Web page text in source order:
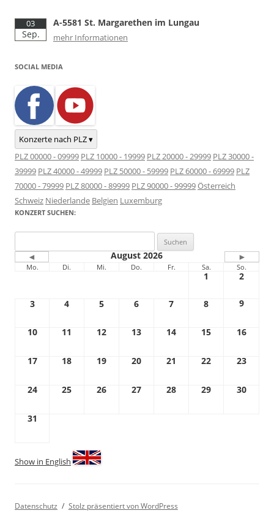
03
Sep.
A-5581 St. Margarethen im Lungau
mehr Informationen
SOCIAL MEDIA
Konzerte nach PLZ ▾
PLZ 00000 - 09999 PLZ 10000 - 19999 PLZ 20000 - 29999 PLZ 30000 -
39999 PLZ 40000 - 49999 PLZ 50000 - 59999 PLZ 60000 - 69999 PLZ
70000 - 79999 PLZ 80000 - 89999 PLZ 90000 - 99999Österreich
Schweiz Niederlande Belgien Luxemburg
KONZERT SUCHEN:
nach:
◄ August 2026 ►
Mo. Di. Mi. Do. Fr. Sa. So.
1 2
3 4 5 6 7 8 9
10 11 12 13 14 15 16
17 18 19 20 21 22 23
24 25 26 27 28 29 30
31
Show in English
Datenschutz Stolz präsentiert von WordPress